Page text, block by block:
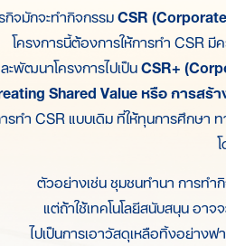
กิจมักจะทำกิจกรรมCSR
โครงการนี้ต้องการให้การทำ CSR
ะพัฒนาโครงการไปเป็นCSR+
Shared Value หรือ การส
รทำ CSR แบบเดิม ที่ให้ทุนการศึกษ
ตัวอย่างเช่น ชุมชนทำนา การทำ
แต่ถ้าใช้เทคโนโลยีสนับสนุน อา
ไปเป็นการเอาวัสดุเหลือทิ้งอย่าง